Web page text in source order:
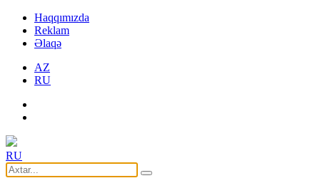
Haqqımızda
Reklam
Əlaqə
AZ
RU
RU